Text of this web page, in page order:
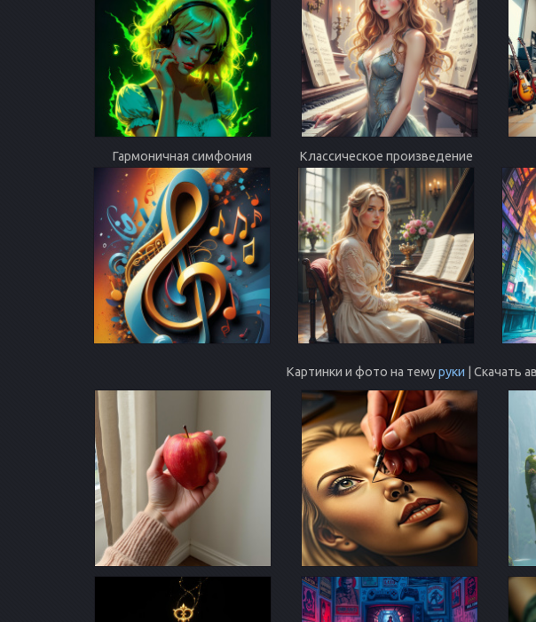
Гармоничная симфония Классическое произведение
Картинки и фото на темуруки | Скачать